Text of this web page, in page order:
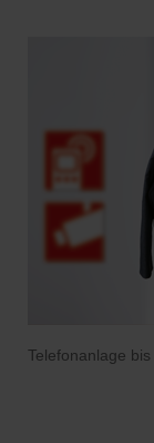
Telefonanlage